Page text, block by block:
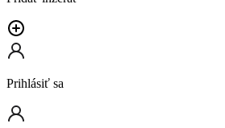
Prihlásiť sa